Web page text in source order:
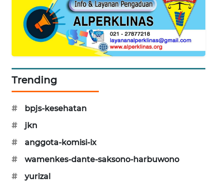
Trending
#
bpjs-kesehatan
#
jkn
#
anggota-komisi-ix
#
wamenkes-dante-saksono-harbuwono
#
yurizal
LKKI
PORTAL
KONSUMEN
FORWAMKI
ALPERKLINAS